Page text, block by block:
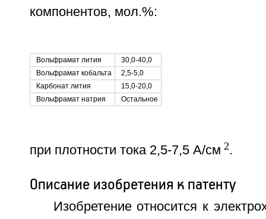
компонентов, мол.%:
Вольфрамат лития
30,0-40,0
Вольфрамат кобальта
2,5-5,0
Карбонат лития
15,0-20,0
Вольфрамат натрия
Остальное
при плотности тока 2,5-7,5 А/см 2.
Описание изобретения к патенту
Изобретение относится к